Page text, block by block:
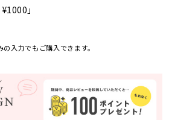
」
入力でもご購入できます。